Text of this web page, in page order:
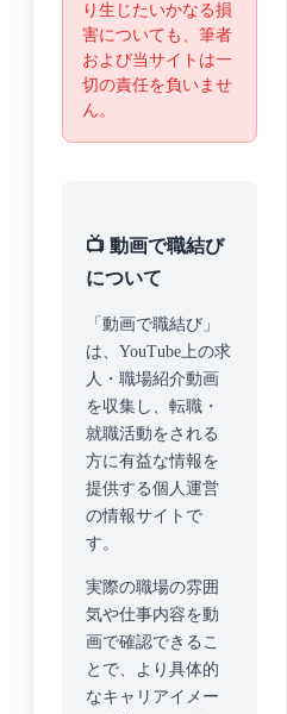
り生じたいかなる損
害についても、筆者
および当サイトは一
切の責任を負いませ
ん。
📺 動画で職結び
について
「動画で職結び」
は、YouTube上の求
人・職場紹介動画
を収集し、転職・
就職活動をされる
方に有益な情報を
提供する個人運営
の情報サイトで
す。
実際の職場の雰囲
気や仕事内容を動
画で確認できるこ
とで、より具体的
なキャリアイメー